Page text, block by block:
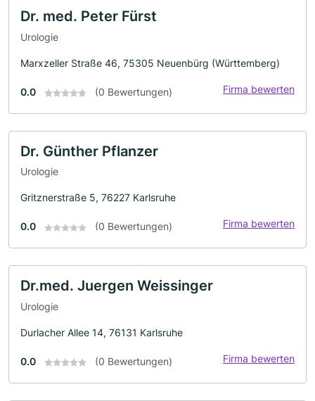
Dr. med. Peter Fürst
Urologie
Marxzeller Straße 46, 75305 Neuenbürg (Württemberg)
0.0 (0 Bewertungen) Firma bewerten
Dr. Günther Pflanzer
Urologie
Gritznerstraße 5, 76227 Karlsruhe
0.0 (0 Bewertungen) Firma bewerten
Dr.med. Juergen Weissinger
Urologie
Durlacher Allee 14, 76131 Karlsruhe
0.0 (0 Bewertungen) Firma bewerten